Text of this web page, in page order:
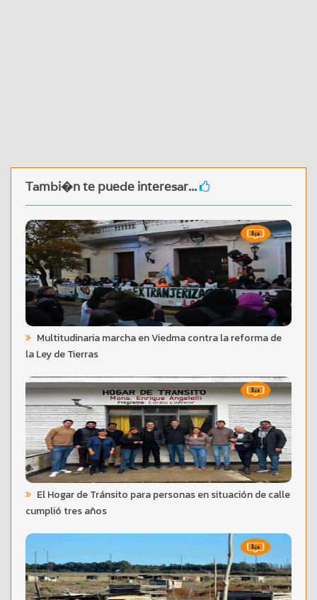
Tambi�n te puede interesar...
Multitudinaria marcha en Viedma contra la reforma de
la Ley de Tierras
El Hogar de Tránsito para personas en situación de calle
cumplió tres años